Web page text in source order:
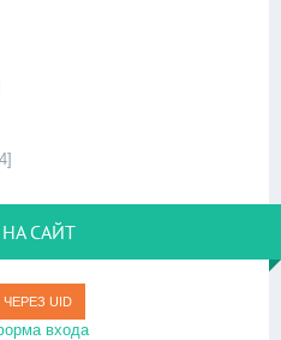
САЙТ
UID
входа